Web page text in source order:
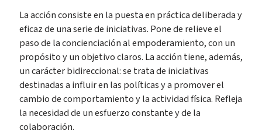
La acción consiste en la puesta en práctica deliberada y
eficaz de una serie de iniciativas. Pone de relieve el
paso de la concienciación al empoderamiento, con un
propósito y un objetivo claros. La acción tiene, además,
un carácter bidireccional: se trata de iniciativas
destinadas a influir en las políticas y a promover el
cambio de comportamiento y la actividad física. Refleja
la necesidad de un esfuerzo constante y de la
colaboración.